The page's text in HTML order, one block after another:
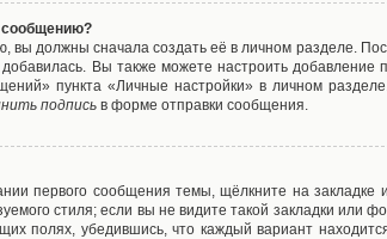
сообщению?
вы должны сначала создать её в личном разделе.
Вы также можете настроить
пункта «Личные настройки» в личном
подпись в форме отправки сообщения.
первого сообщения темы, щёлкните на
стиля; если вы не видите такой закладки
полях, убедившись, что каждый вариант